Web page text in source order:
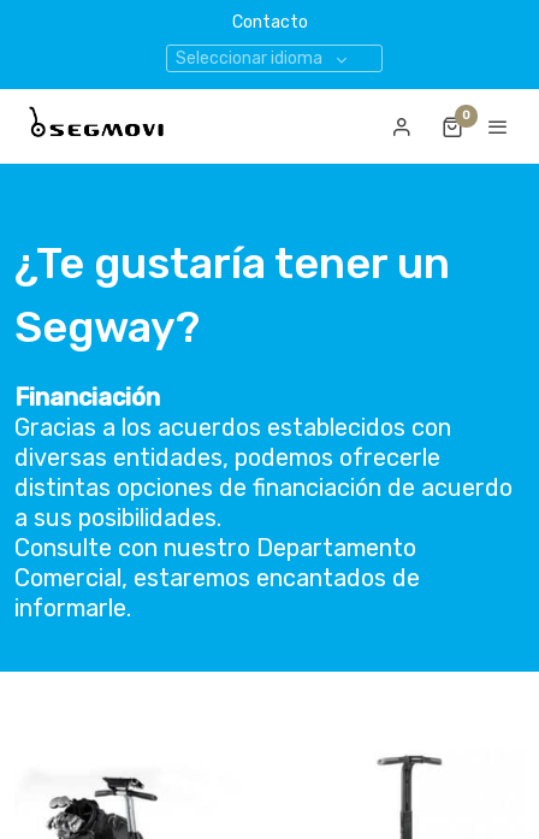
Contacto
Seleccionar idioma
0
¿Te gustaría tener un
Segway?
Financiación
Gracias a los acuerdos establecidos con
diversas entidades, podemos ofrecerle
distintas opciones de financiación de acuerdo
a sus posibilidades.
Consulte con nuestro Departamento
Comercial, estaremos encantados de
informarle.